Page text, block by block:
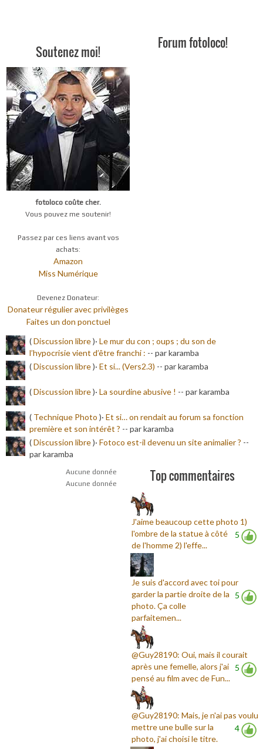
Soutenez moi!
fotoloco coûte cher.
Vous pouvez me soutenir!
Passez par ces liens avant vos
achats:
Amazon
Miss Numérique
Devenez Donateur:
Donateur régulier avec privilèges
Faites un don ponctuel
Forum fotoloco!
(Discussion libre)· Le mur du con ; oups ; du son de
l’hypocrisie vient d’être franchi : -- par karamba
(Discussion libre)· Et si... (Vers2.3) -- par karamba
(Discussion libre)· La sourdine abusive ! -- par karamba
( Technique Photo )· Et si… on rendait au forum sa fonction
première et son intérêt ? -- par karamba
(Discussion libre)· Fotoco est-il devenu un site animalier ? --
par karamba
Aucune donnée
Aucune donnée
Top commentaires
5
J'aime beaucoup cette photo 1)
l'ombre de la statue à côté
de l'homme 2) l'effe...
5
Je suis d'accord avec toi pour
garder la partie droite de la
photo. Ça colle
parfaitemen...
5
@Guy28190: Oui, mais il courait
après une femelle, alors j'ai
pensé au film avec de Fun...
4
@Guy28190: Mais, je n'ai pas voulu
mettre une bulle sur la
photo, j'ai choisi le titre.